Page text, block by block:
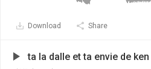
Download Share
ta la dalle et ta envie de ken